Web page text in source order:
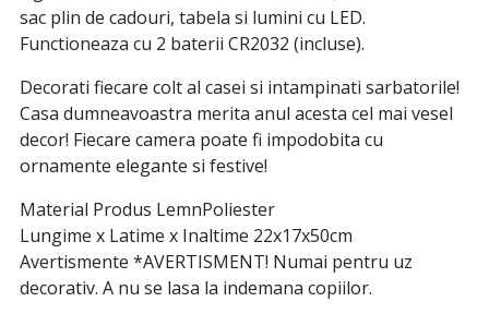
sac plin de cadouri, tabela si lumini cu LED.
Functioneaza cu 2 baterii CR2032 (incluse).
Decorati fiecare colt al casei si intampinati sarbatorile!
Casa dumneavoastra merita anul acesta cel mai vesel
decor! Fiecare camera poate fi impodobita cu
ornamente elegante si festive!
Material Produs LemnPoliester
Lungime x Latime x Inaltime 22x17x50cm
Avertismente *AVERTISMENT! Numai pentru uz
decorativ. A nu se lasa la indemana copiilor.